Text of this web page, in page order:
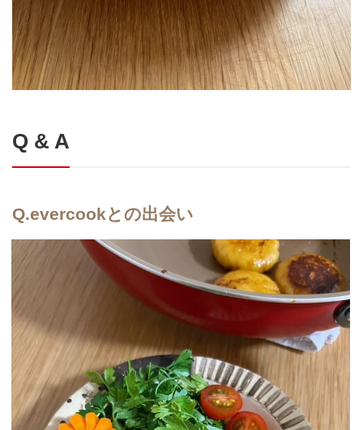
Q & A
Q.evercookとの出会い